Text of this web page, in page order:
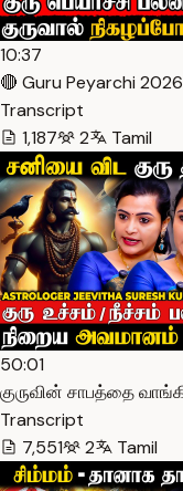
10:37
🔴 Guru Peyarchi
Transcript
1,187
2 Tamil
50:01
குருவின் சாபத்தை
Transcript
7,551
2 Tamil